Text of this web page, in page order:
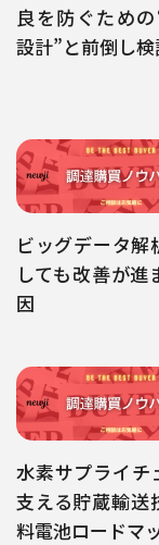
良を防ぐため
設計”と前倒し
ビッグデータ解
しても改善が進
因
水素サプライチ
支える貯蔵輸送
料電池ロードマ